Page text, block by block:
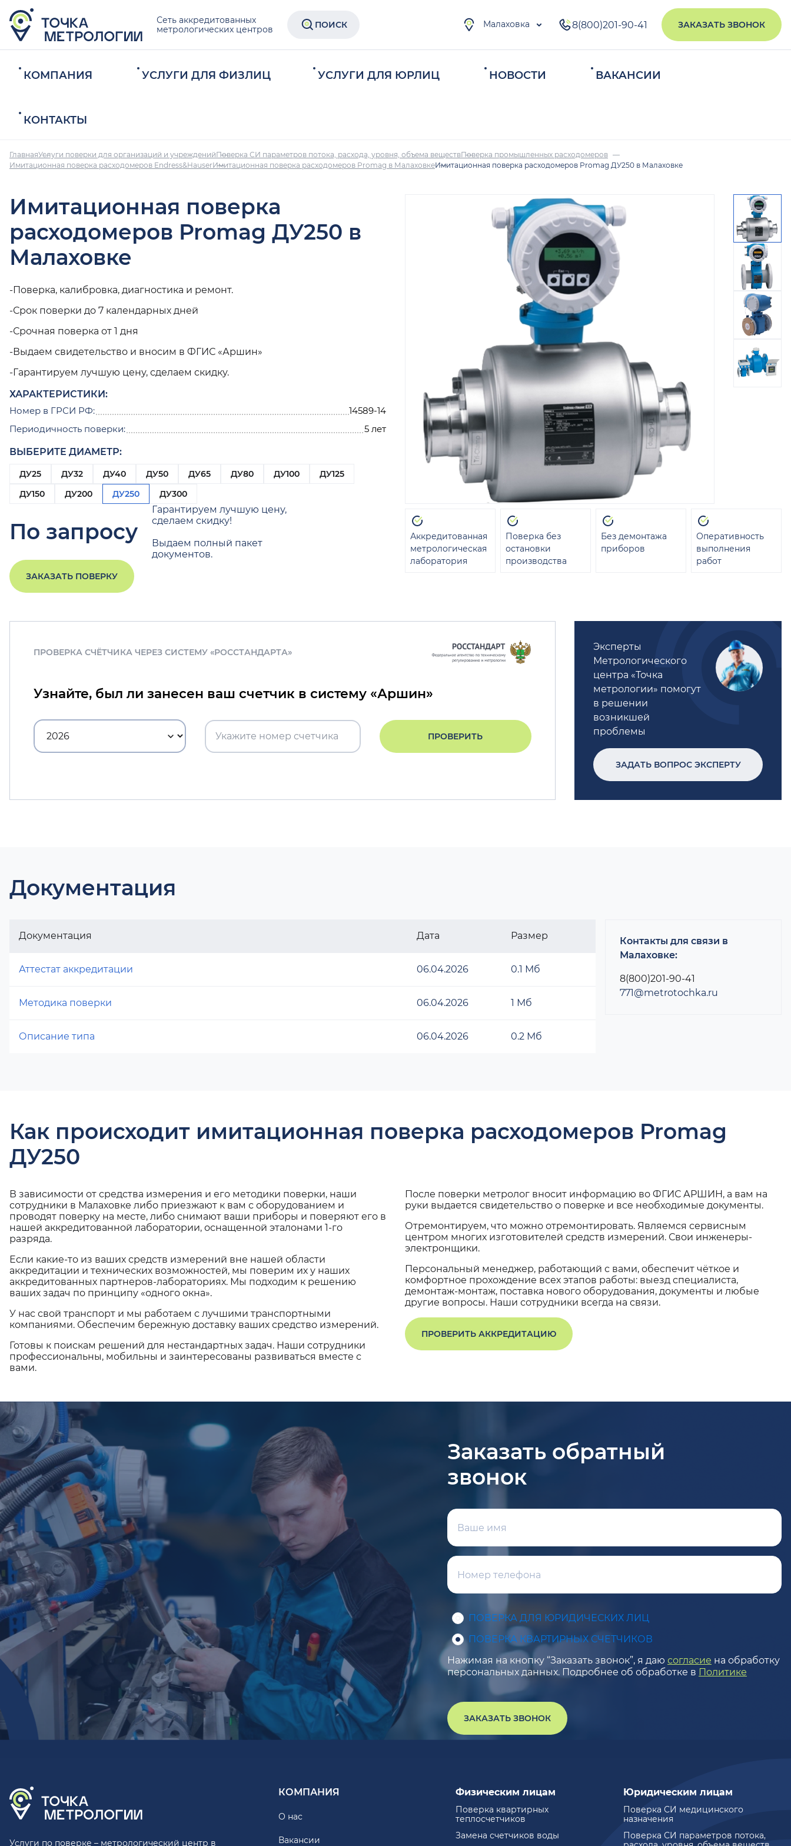
Сеть аккредитованных
метрологических центров
ПОИСК Малаховка 8(800)201-90-41 ЗАКАЗАТЬ ЗВОНОК
КОМПАНИЯ УСЛУГИ ДЛЯ ФИЗЛИЦ УСЛУГИ ДЛЯ ЮРЛИЦ НОВОСТИ ВАКАНСИИ
КОНТАКТЫ
ГлавнаяУслуги поверки для организаций и учрежденийПоверка СИ параметров потока, расхода, уровня, объема веществПоверка промышленных расходомеров
Имитационная поверка расходомеров Endress&HauserИмитационная поверка расходомеров Promag в МалаховкеИмитационная поверка расходомеров Promag ДУ250 в Малаховке
Имитационная поверка
расходомеров Promag ДУ250 в
Малаховке
-Поверка, калибровка, диагностика и ремонт.
-Срок поверки до 7 календарных дней
-Срочная поверка от 1 дня
-Выдаем свидетельство и вносим в ФГИС «Аршин»
-Гарантируем лучшую цену, сделаем скидку.
ХАРАКТЕРИСТИКИ:
Номер в ГРСИ РФ:
14589-14
Периодичность поверки:
5 лет
ВЫБЕРИТЕ ДИАМЕТР:
ДУ25 ДУ32 ДУ40 ДУ50 ДУ65 ДУ80 ДУ100
ДУ125
ДУ150
ДУ200 ДУ250 ДУ300
По запросу
Гарантируем лучшую цену,
сделаем скидку!
Выдаем полный пакет
документов.
ЗАКАЗАТЬ ПОВЕРКУ
Аккредитованная
метрологическая
лаборатория
Поверка без
остановки
производства
Без демонтажа
приборов
Оперативность
выполнения
работ
ПРОВЕРКА СЧЁТЧИКА ЧЕРЕЗ СИСТЕМУ «РОССТАНДАРТА»
Узнайте, был ли занесен ваш счетчик в систему «Аршин»
ПРОВЕРИТЬ
Эксперты
Метрологического
центра «Точка
метрологии» помогут
в решении
возникшей
проблемы
ЗАДАТЬ ВОПРОС ЭКСПЕРТУ
Документация
Документация Дата Размер
Аттестат аккредитации 06.04.2026 0.1 Мб
Методика поверки 06.04.2026 1 Мб
Описание типа 06.04.2026 0.2 Мб
Контакты для связи в
Малаховке:
8(800)201-90-41
771@metrotochka.ru
Как происходит имитационная поверка расходомеров Promag
ДУ250
В зависимости от средства измерения и его методики поверки, наши
сотрудники в Малаховке либо приезжают к вам с оборудованием и
проводят поверку на месте, либо снимают ваши приборы и поверяют его в
нашей аккредитованной лаборатории, оснащенной эталонами 1-го
разряда.
Если какие-то из ваших средств измерений вне нашей области
аккредитации и технических возможностей, мы поверим их у наших
аккредитованных партнеров-лабораториях. Мы подходим к решению
ваших задач по принципу «одного окна».
У нас свой транспорт и мы работаем с лучшими транспортными
компаниями. Обеспечим бережную доставку ваших средство измерений.
Готовы к поискам решений для нестандартных задач. Наши сотрудники
профессиональны, мобильны и заинтересованы развиваться вместе с
вами.
После поверки метролог вносит информацию во ФГИС АРШИН, а вам на
руки выдается свидетельство о поверке и все необходимые документы.
Отремонтируем, что можно отремонтировать. Являемся сервисным
центром многих изготовителей средств измерений. Свои инженеры-
электронщики.
Персональный менеджер, работающий с вами, обеспечит чёткое и
комфортное прохождение всех этапов работы: выезд специалиста,
демонтаж-монтаж, поставка нового оборудования, документы и любые
другие вопросы. Наши сотрудники всегда на связи.
ПРОВЕРИТЬ АККРЕДИТАЦИЮ
Заказать обратный
звонок
ПОВЕРКА ДЛЯ ЮРИДИЧЕСКИХ ЛИЦ
ПОВЕРКА КВАРТИРНЫХ СЧЕТЧИКОВ
Нажимая на кнопку “Заказать звонок”, я даю согласие на обработку
персональных данных. Подробнее об обработке в Политике
ЗАКАЗАТЬ ЗВОНОК
Услуги по поверке – метрологический центр в
КОМПАНИЯ
О нас
Вакансии
Физическим лицам
Поверка квартирных
теплосчетчиков
Замена счетчиков воды
Юридическим лицам
Поверка СИ медицинского
назначения
Поверка СИ параметров потока,